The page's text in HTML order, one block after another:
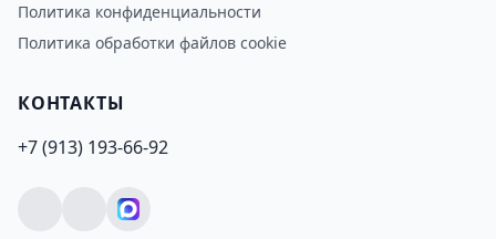
Политика конфиденциальности
Политика обработки файлов cookie
КОНТАКТЫ
+7 (913) 193-66-92